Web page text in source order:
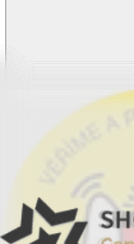
Zobraziť všetko
Všetko z Obliečky